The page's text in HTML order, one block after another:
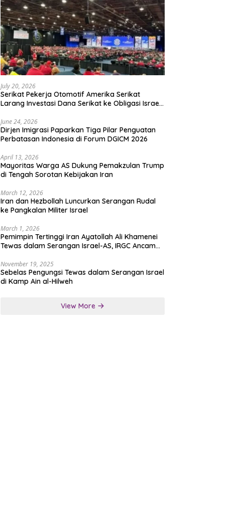
July 20, 2026
Serikat Pekerja Otomotif Amerika Serikat
Larang Investasi Dana Serikat ke Obligasi Israel,
June 24, 2026
Dirjen Imigrasi Paparkan Tiga Pilar Penguatan
Perbatasan Indonesia di Forum DGICM 2026
April 13, 2026
Mayoritas Warga AS Dukung Pemakzulan Trump
di Tengah Sorotan Kebijakan Iran
March 12, 2026
Iran dan Hezbollah Luncurkan Serangan Rudal
ke Pangkalan Militer Israel
March 1, 2026
Pemimpin Tertinggi Iran Ayatollah Ali Khamenei
Tewas dalam Serangan Israel-AS, IRGC Ancam
November 19, 2025
Sebelas Pengungsi Tewas dalam Serangan Israel
di Kamp Ain al-Hilweh
View More